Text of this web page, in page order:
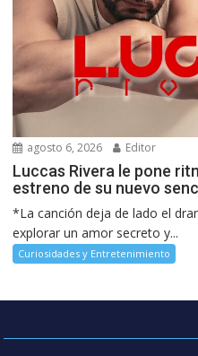
agosto 6, 2026 Editor
Luccas Rivera le pone
estreno de su nuevo
*La canción deja de lado el
explorar un amor secreto y...
Curiosidades y Entretenimiento